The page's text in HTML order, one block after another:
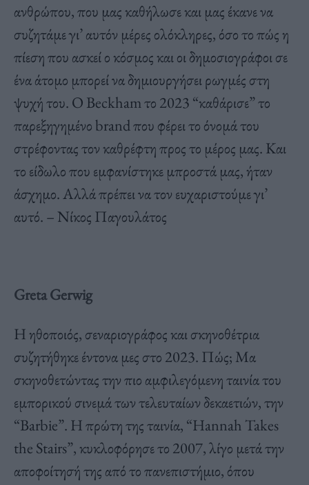
ανθρώπου, που μας καθήλωσε και μας έκανε να
συζητάμε γι’ αυτόν μέρες ολόκληρες, όσο το πώς η
πίεση που ασκεί ο κόσμος και οι δημοσιογράφοι σε
ένα άτομο μπορεί να δημιουργήσει ρωγμές στη
ψυχή του. Ο Beckham το 2023 “καθάρισε” το
παρεξηγημένο brand που φέρει το όνομά του
στρέφοντας τον καθρέφτη προς το μέρος μας. Και
το είδωλο που εμφανίστηκε μπροστά μας, ήταν
άσχημο. Αλλά πρέπει να τον ευχαριστούμε γι’
αυτό. – Νίκος Παγουλάτος
Greta Gerwig
Η ηθοποιός, σεναριογράφος και σκηνοθέτρια
συζητήθηκε έντονα μες στο 2023. Πώς; Μα
σκηνοθετώντας την πιο αμφιλεγόμενη ταινία του
εμπορικού σινεμά των τελευταίων δεκαετιών, την
“Barbie”. Η πρώτη της ταινία, “Hannah Takes
the Stairs”, κυκλοφόρησε το 2007, λίγο μετά την
αποφοίτησή της από το πανεπιστήμιο, όπου